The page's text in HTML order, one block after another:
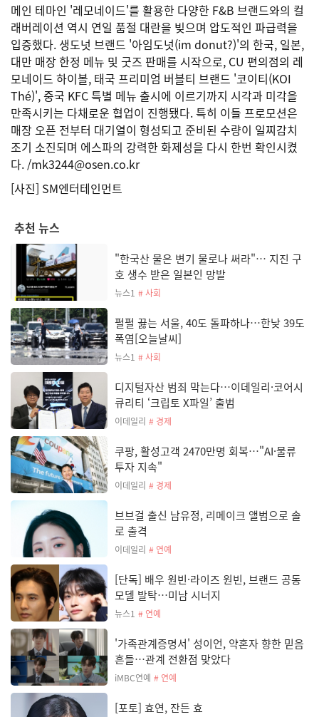
메인 테마인 '레모네이드'를 활용한 다양한 F&B 브랜드와의 컬
래버레이션 역시 연일 품절 대란을 빚으며 압도적인 파급력을
입증했다. 생도넛 브랜드 '아임도넛(im donut?)'의 한국, 일본,
대만 매장 한정 메뉴 및 굿즈 판매를 시작으로, CU 편의점의 레
모네이드 하이볼, 태국 프리미엄 버블티 브랜드 '코이티(KOI
Thé)', 중국 KFC 특별 메뉴 출시에 이르기까지 시각과 미각을
만족시키는 다채로운 협업이 진행됐다. 특히 이들 프로모션은
매장 오픈 전부터 대기열이 형성되고 준비된 수량이 일찌감치
조기 소진되며 에스파의 강력한 화제성을 다시 한번 확인시켰
다. /mk3244@osen.co.kr
[사진] SM엔터테인먼트
추천 뉴스
"한국산 물은 변기 물로나 써라"… 지진 구
호 생수 받은 일본인 망발
뉴스1 # 사회
펄펄 끓는 서울, 40도 돌파하나…한낮 39도
폭염[오늘날씨]
뉴스1 # 사회
디지털자산 범죄 막는다…이데일리·코어시
큐리티 ‘크립토 X파일’ 출범
이데일리 # 경제
쿠팡, 활성고객 2470만명 회복…"AI·물류
투자 지속"
이데일리 # 경제
브브걸 출신 남유정, 리메이크 앨범으로 솔
로 출격
이데일리 # 연예
[단독] 배우 원빈·라이즈 원빈, 브랜드 공동
모델 발탁…미남 시너지
뉴스1 # 연예
'가족관계증명서' 성이언, 약혼자 향한 믿음
흔들…관계 전환점 맞았다
iMBC연예 # 연예
[포토] 효연, 잔든 효